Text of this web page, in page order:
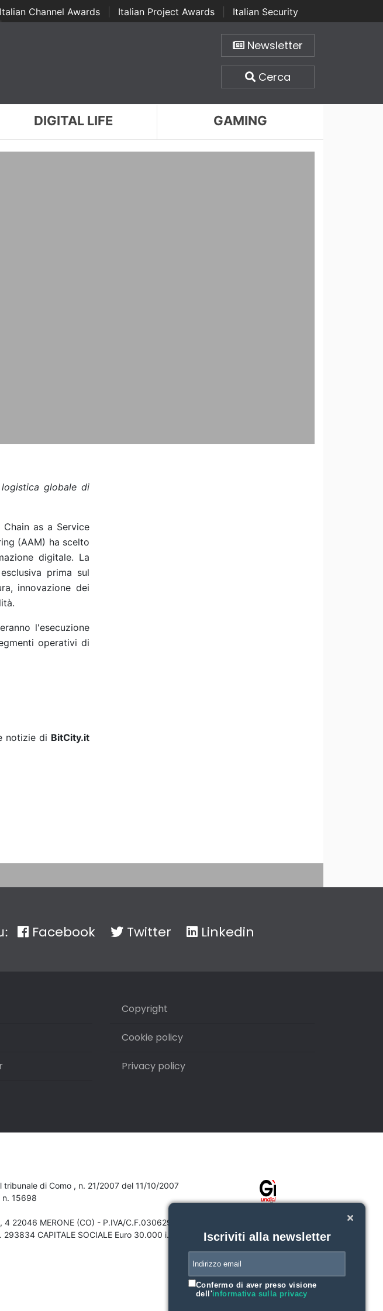
Italian Channel Awards Italian Project Awards
Italian Security
...
Newsletter
Cerca
DIGITAL LIFE GAMING
globale di
as a Service
(AAM) ha scelto
digitale. La
prima sul
innovazione dei
l'esecuzione
operativi di
notizie di BitCity.it
Facebook Twitter Linkedin
Copyright
Cookie policy
Privacy policy
di Como , n. 21/2007 del 11/10/2007
n. 15698
22046 MERONE (CO) - P.IVA/C.F.03062910132
CAPITALE SOCIALE Euro 30.000 i.v.
Iscriviti alla newsletter
Confermo di aver preso visione
dell'informativa sulla privacy